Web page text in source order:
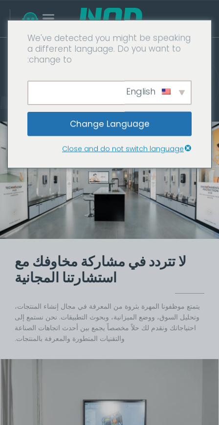
حلول مخصصة
الصفحة الرئيسية
البحث والتطوير
لا تتردد في مشاركة مخاوفك مع
استشارتنا المجانية
يتمتع موظفونا المهرة بثروة من المعرفة في مجال إنشاء المنتجات،
وتحليل السوق، ووضع الميزانية، وبحوث التطبيقات. نحن نستمع إلى
احتياجاتك ونقدم لك حلاً مخصصاً يجمع بين أحدث اتجاهات الصناعة
والتقنيات المتطورة والمعرفة بالمنتجات.
We've detected you might be speaking
a different language. Do you want to
change to:
Change Language
Close and do not switch language